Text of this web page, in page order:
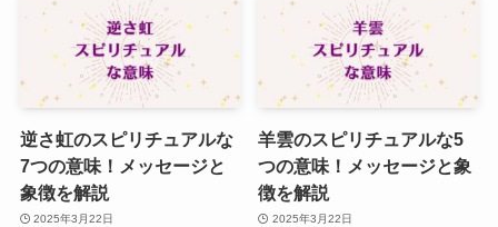
逆さ虹のスピリチュアルな
7つの意味！メッセージと
象徴を解説
2025年3月22日
羊雲のスピリチュアルな5
つの意味！メッセージと象
徴を解説
2025年3月22日